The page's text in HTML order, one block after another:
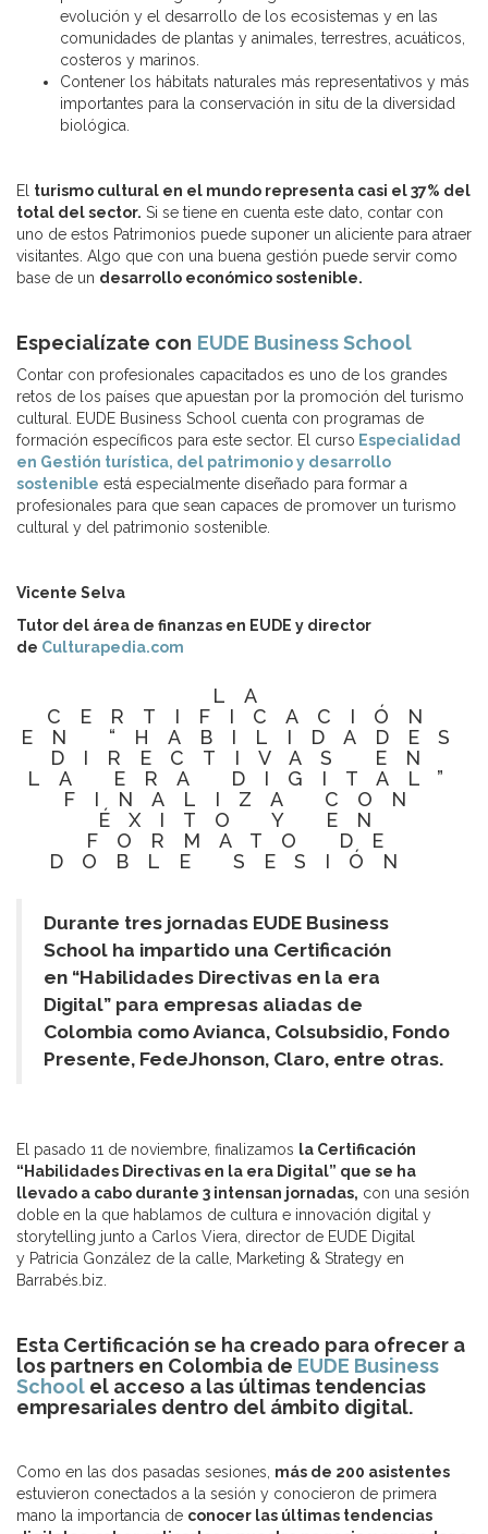
evolución y el desarrollo de los ecosistemas y en las
comunidades de plantas y animales, terrestres, acuáticos,
costeros y marinos.
Contener los hábitats naturales más representativos y más
importantes para la conservación in situ de la diversidad
biológica.
El turismo cultural en el mundo representa casi el 37% del
total del sector. Si se tiene en cuenta este dato, contar con
uno de estos Patrimonios puede suponer un aliciente para atraer
visitantes. Algo que con una buena gestión puede servir como
base de un desarrollo económico sostenible.
Especialízate con EUDE Business School
Contar con profesionales capacitados es uno de los grandes
retos de los países que apuestan por la promoción del turismo
cultural. EUDE Business School cuenta con programas de
formación específicos para este sector. El curso Especialidad
en Gestión turística, del patrimonio y desarrollo
sostenible está especialmente diseñado para formar a
profesionales para que sean capaces de promover un turismo
cultural y del patrimonio sostenible.
Vicente Selva
Tutor del área de finanzas en EUDE y director
de Culturapedia.com
LA
CERTIFICACIÓN
EN “HABILIDADES
DIRECTIVAS EN
LA ERA DIGITAL”
FINALIZA CON
ÉXITO Y EN
FORMATO DE
DOBLE SESIÓN
Durante tres jornadas EUDE Business
School ha impartido una Certificación
en “Habilidades Directivas en la era
Digital” para empresas aliadas de
Colombia como Avianca, Colsubsidio, Fondo
Presente, FedeJhonson, Claro, entre otras.
El pasado 11 de noviembre, finalizamos la Certificación
“Habilidades Directivas en la era Digital” que se ha
llevado a cabo durante 3 intensan jornadas, con una sesión
doble en la que hablamos de cultura e innovación digital y
storytelling junto a Carlos Viera, director de EUDE Digital
y Patricia González de la calle, Marketing & Strategy en
Barrabés.biz.
Esta Certificación se ha creado para ofrecer a
los partners en Colombia de EUDE Business
School el acceso a las últimas tendencias
empresariales dentro del ámbito digital.
Como en las dos pasadas sesiones, más de 200 asistentes
estuvieron conectados a la sesión y conocieron de primera
mano la importancia de conocer las últimas tendencias